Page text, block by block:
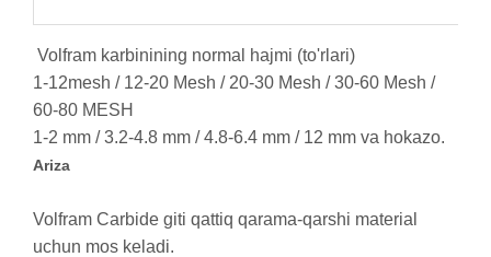
Volfram karbinining normal hajmi (to'rlari)
1-12mesh / 12-20 Mesh / 20-30 Mesh / 30-60 Mesh /
60-80 MESH
1-2 mm / 3.2-4.8 mm / 4.8-6.4 mm / 12 mm va hokazo.
Ariza
Volfram Carbide giti qattiq qarama-qarshi material
uchun mos keladi.